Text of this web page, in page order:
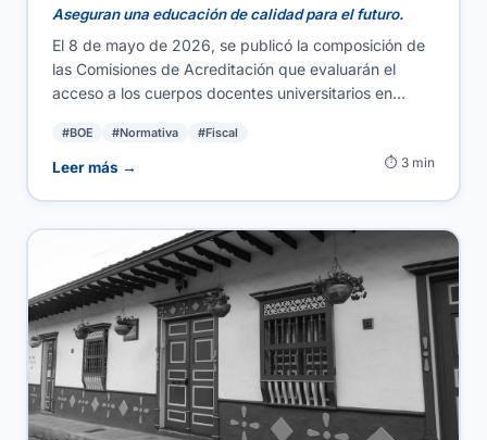
Aseguran una educación de calidad para el futuro.
El 8 de mayo de 2026, se publicó la composición de
las Comisiones de Acreditación que evaluarán el
acceso a los cuerpos docentes universitarios en
que los docentes cumplen con los estándares de
calidad requeridos por el sistema educativo. Para
profesores significa contar con profesionales más
capacitados, lo que a su vez puede elevar la calidad
de la enseñanza y la oferta educativa en el mercado.
#BOE #Normativa #Fiscal
Leer más → ⏱ 3 min